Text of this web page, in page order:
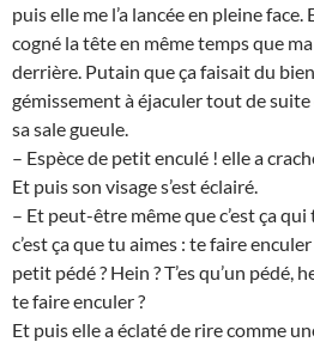
puis elle me l’a lancée en pleine face.
cogné la tête en même temps que
derrière. Putain que ça faisait du bien
gémissement à éjaculer tout de
sa sale gueule.
– Espèce de petit enculé ! elle a
Et puis son visage s’est éclairé.
– Et peut-être même que c’est ça
c’est ça que tu aimes : te faire
petit pédé ? Hein ? T’es qu’un pédé,
te faire enculer ?
Et puis elle a éclaté de rire comme